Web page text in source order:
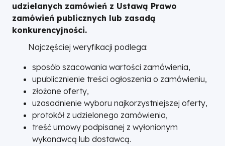
udzielanych zamówień z Ustawą Prawo
zamówień publicznych lub zasadą
konkurencyjności.
Najczęściej weryfikacji podlega:
sposób szacowania wartości zamówienia,
upublicznienie treści ogłoszenia o zamówieniu,
złożone oferty,
uzasadnienie wyboru najkorzystniejszej oferty,
protokół z udzielonego zamówienia,
treść umowy podpisanej z wyłonionym
wykonawcą lub dostawcą.